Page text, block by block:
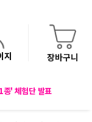
지 장바구니
' 체험단 발표